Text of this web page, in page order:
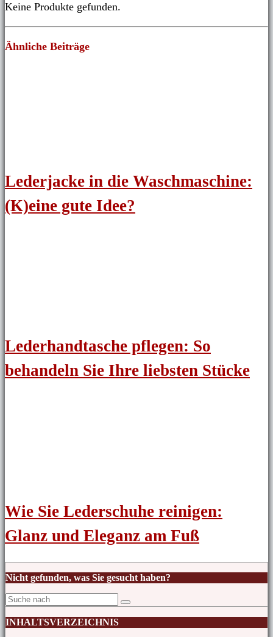
Keine Produkte gefunden.
Ähnliche Beiträge
Lederjacke in die Waschmaschine:
(K)eine gute Idee?
Lederhandtasche pflegen: So
behandeln Sie Ihre liebsten Stücke
Wie Sie Lederschuhe reinigen:
Glanz und Eleganz am Fuß
Nicht gefunden, was Sie gesucht haben?
INHALTSVERZEICHNIS